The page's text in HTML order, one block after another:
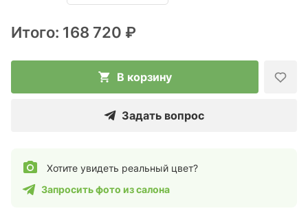
Итого: 168 720 ₽
В корзину
Задать вопрос
Хотите увидеть реальный цвет?
Запросить фото из салона